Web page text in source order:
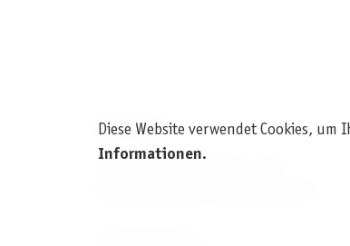
KONTAKT
Diese Website verwendet Cookies,
Informationen.